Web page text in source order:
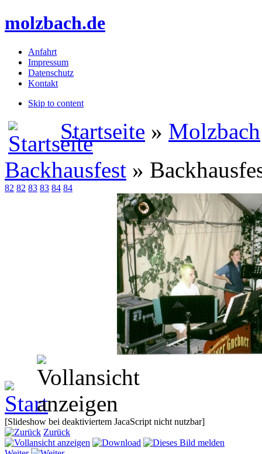
molzbach.de
Anfahrt
Impressum
Datenschutz
Kontakt
Skip to content
Startseite » Molzbach
Backhausfest »
82 82 83 83 84 84
[Slideshow bei deaktiviertem JacaScript nicht nutzbar]
Zurück